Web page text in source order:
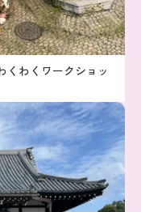
くわくワークショッ